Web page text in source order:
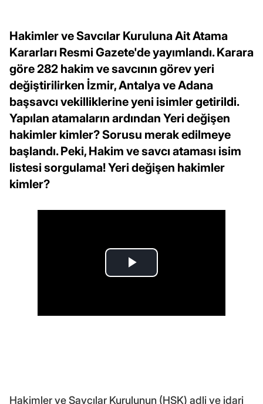
Hakimler ve Savcılar Kuruluna Ait Atama
Kararları Resmi Gazete'de yayımlandı. Karara
göre 282 hakim ve savcının görev yeri
değiştirilirken İzmir, Antalya ve Adana
başsavcı vekilliklerine yeni isimler getirildi.
Yapılan atamaların ardından Yeri değişen
hakimler kimler? Sorusu merak edilmeye
başlandı. Peki, Hakim ve savcı ataması isim
listesi sorgulama! Yeri değişen hakimler
kimler?
Hakimler ve Savcılar Kurulunun (HSK) adli ve idari